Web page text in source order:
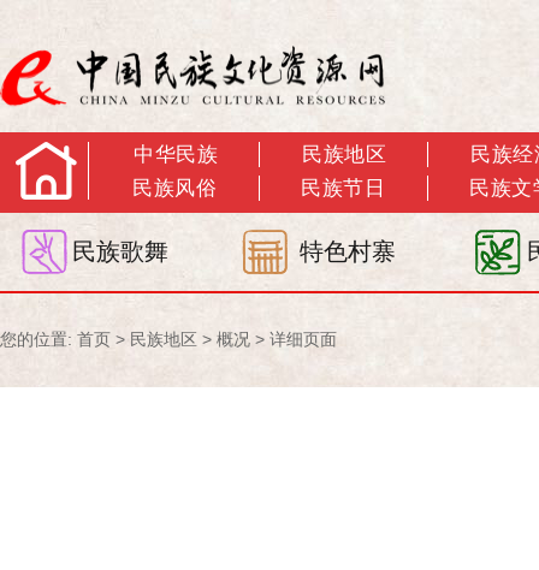
中华民族 民族地区
民族经
民族风俗
民族节日 民族文
民族歌舞 特色村寨
您的位置: 首页 > 民族地区 > 概况 > 详细页面